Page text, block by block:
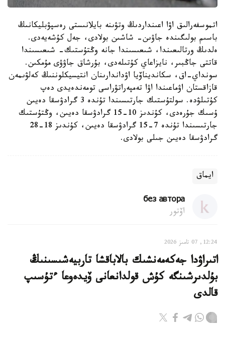
اتموسفەرالىق اۋا اعىنداردىڭ وتۋىنە بايلانىستى رەسپۋبليكانىڭ
باسىم بولىگىندە جاۋىن- شاشىن بولادى، جەل كۇشەيەدى.
ەلدىڭ ورتالىعىندا، شىعىسىندا جانە وڭتۇستىك- شىعىسىندا
قاتتى جاڭبىر، نايزاعاي كۇتىلەدى، بۇرشاق جاۋۋى مۇمكىن.
سونداي-اق، سكانديناۆيا اۋداندارىنان انتيسيكلوننىڭ كەلۋىمەن
قازاقستان اۋماعىندا اۋا تەمپەراتۋراسى تومەندەيدى دەپ
كۇتىلۋدە. سولتۇستىك جارتىسىندا تۇندە 3 گرادۋسقا دەيىن
ۇسىك جۇرەدى، كۇندىز 10-15 گرادۋسقا دەيىن، وڭتۇستىك
جارتىسىندا تۇندە 7-15 گرادۋسقا دەيىن، كۇندىز 18-28
گرادۋسقا دەيىن جىلى بولادى.
ايماق
без автора
اۆتور
12:24, 07 تامىز 2026
اتىراۋدا جەكەمەنشىك بالاباقشا تاربيەشىسىنىڭ
بۇلدىرشىنگە كۇش قولدانعانى ۆيدەوعا ءتۇسىپ
قالدى